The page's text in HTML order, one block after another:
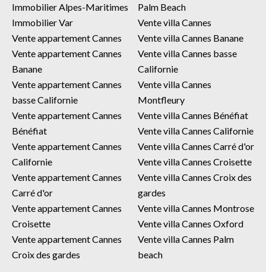
Immobilier Alpes-Maritimes
Immobilier Var
Vente appartement Cannes
Vente appartement Cannes
Banane
Vente appartement Cannes
basse Californie
Vente appartement Cannes
Bénéfiat
Vente appartement Cannes
Californie
Vente appartement Cannes
Carré d'or
Vente appartement Cannes
Croisette
Vente appartement Cannes
Croix des gardes
Palm Beach
Vente villa Cannes
Vente villa Cannes Banane
Vente villa Cannes basse
Californie
Vente villa Cannes
Montfleury
Vente villa Cannes Bénéfiat
Vente villa Cannes Californie
Vente villa Cannes Carré d'or
Vente villa Cannes Croisette
Vente villa Cannes Croix des
gardes
Vente villa Cannes Montrose
Vente villa Cannes Oxford
Vente villa Cannes Palm
beach